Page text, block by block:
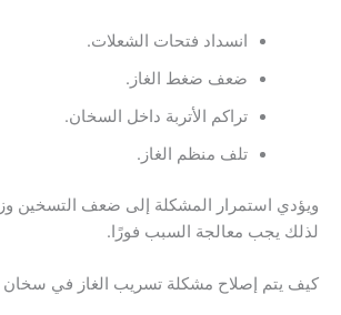
انسداد فتحات الشعلات.
ضعف ضغط الغاز.
تراكم الأتربة داخل السخان.
تلف منظم الغاز.
ويؤدي استمرار المشكلة إلى ضعف التسخين
لذلك يجب معالجة السبب فورًا.
كيف يتم إصلاح مشكلة تسريب الغاز في سخان